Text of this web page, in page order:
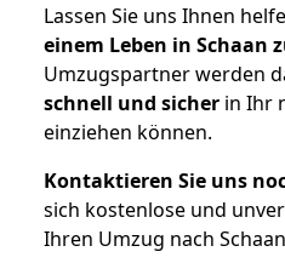
Lassen Sie uns Ihnen
einem Leben in Schaan
Umzugspartner werden
schnell und sicher in Ihr
einziehen können.
Kontaktieren Sie uns
sich kostenlose und
Ihren Umzug nach